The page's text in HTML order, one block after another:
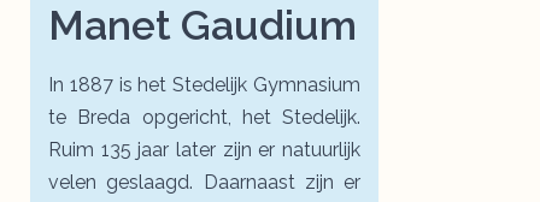
Manet Gaudium
In 1887 is het Stedelijk Gymnasium
te Breda opgericht, het Stedelijk.
Ruim 135 jaar later zijn er natuurlijk
velen geslaagd. Daarnaast zijn er